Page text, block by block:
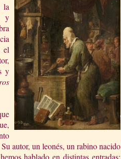
la
y
el
y
autor, un leonés, un rabino nacido
hablado en distintas entradas: